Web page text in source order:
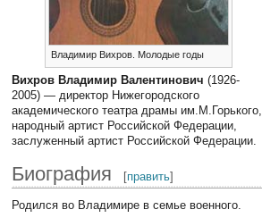
Владимир Вихров. Молодые годы
Вихров Владимир Валентинович (1926-
2005) — директор Нижегородского
академического театра драмы им.М.Горького,
народный артист Российской Федерации,
заслуженный артист Российской Федерации.
Биография [править]
Родился во Владимире в семье военного.